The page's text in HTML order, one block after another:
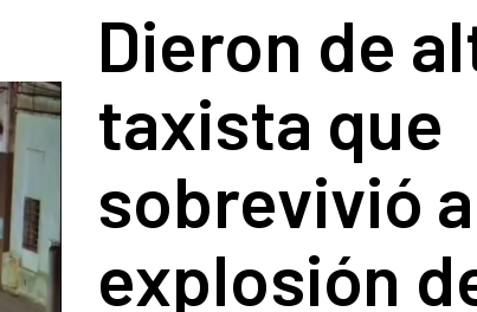
Dieron de
taxista que
sobrevivió
explosión